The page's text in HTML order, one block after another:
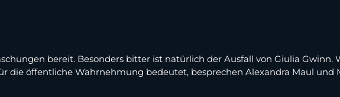
bereit. Besonders bitter ist natürlich der Ausfall von Giulia Gwinn.
die öffentliche Wahrnehmung bedeutet, besprechen Alexandra Maul und